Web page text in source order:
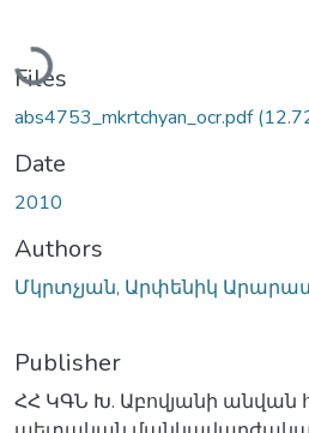
Loading...
Files
abs4753_mkrtchyan_ocr.pdf
Date
2010
Authors
Մկրտչյան, Արփենիկ
Publisher
ՀՀ ԿԳՆ Խ. Աբովյանի անվան